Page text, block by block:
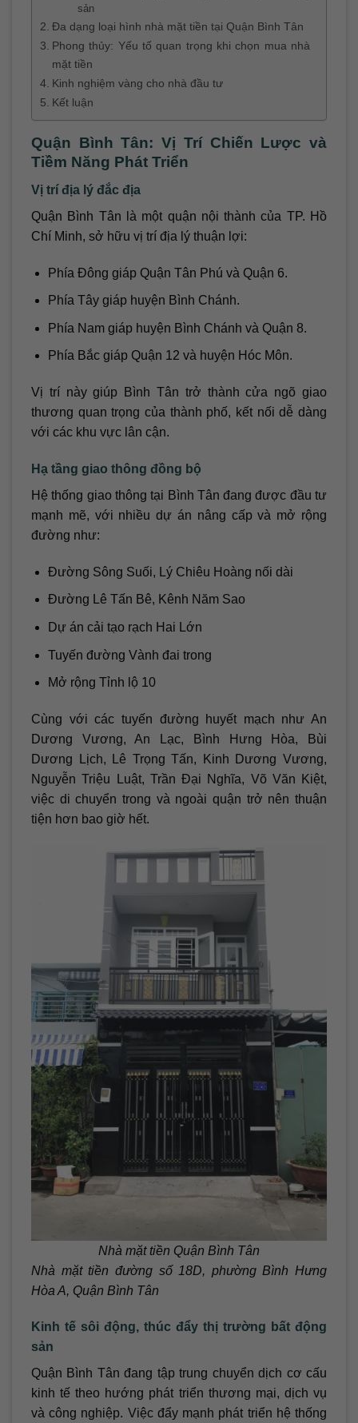
sản
Đa dạng loại hình nhà mặt tiền tại Quận Bình Tân
Phong thủy: Yếu tố quan trọng khi chọn mua nhà
mặt tiền
Kinh nghiệm vàng cho nhà đầu tư
Kết luận
Quận Bình Tân: Vị Trí Chiến Lược và
Tiềm Năng Phát Triển
Vị trí địa lý đắc địa
Quận Bình Tân là một quận nội thành của TP. Hồ
Chí Minh, sở hữu vị trí địa lý thuận lợi:
Phía Đông giáp Quận Tân Phú và Quận 6.
Phía Tây giáp huyện Bình Chánh.
Phía Nam giáp huyện Bình Chánh và Quận 8.
Phía Bắc giáp Quận 12 và huyện Hóc Môn.
Vị trí này giúp Bình Tân trở thành cửa ngõ giao
thương quan trọng của thành phố, kết nối dễ dàng
với các khu vực lân cận.
Hạ tầng giao thông đồng bộ
Hệ thống giao thông tại Bình Tân đang được đầu tư
mạnh mẽ, với nhiều dự án nâng cấp và mở rộng
đường như:
Đường Sông Suối, Lý Chiêu Hoàng nối dài
Đường Lê Tấn Bê, Kênh Năm Sao
Dự án cải tạo rạch Hai Lớn
Tuyến đường Vành đai trong
Mở rộng Tỉnh lộ 10
Cùng với các tuyến đường huyết mạch như An
Dương Vương, An Lạc, Bình Hưng Hòa, Bùi
Dương Lịch, Lê Trọng Tấn, Kinh Dương Vương,
Nguyễn Triệu Luật, Trần Đại Nghĩa, Võ Văn Kiệt,
việc di chuyển trong và ngoài quận trở nên thuận
tiện hơn bao giờ hết.
Nhà mặt tiền Quận Bình Tân
Nhà mặt tiền đường số 18D, phường Bình Hưng
Hòa A, Quận Bình Tân
Kinh tế sôi động, thúc đẩy thị trường bất động
sản
Quận Bình Tân đang tập trung chuyển dịch cơ cấu
kinh tế theo hướng phát triển thương mại, dịch vụ
và công nghiệp. Việc đẩy mạnh phát triển hệ thống